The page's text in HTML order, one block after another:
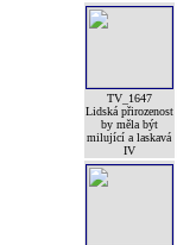
TV_1647
Lidská přirozenost
by měla být
milující a laskavá
IV